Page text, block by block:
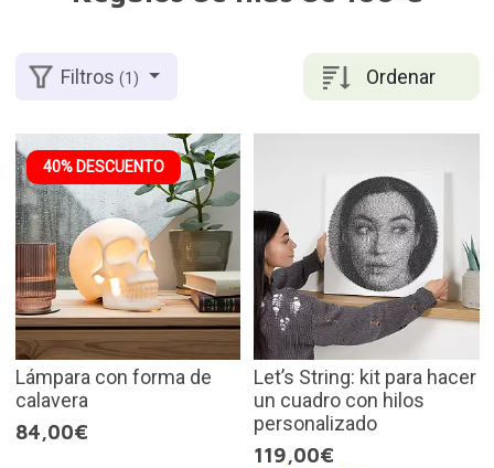
Ordenar
Filtros(1)
40% DESCUENTO
Lámpara con forma de
calavera
84,00€
Let’s String: kit para hacer
un cuadro con hilos
personalizado
119,00€